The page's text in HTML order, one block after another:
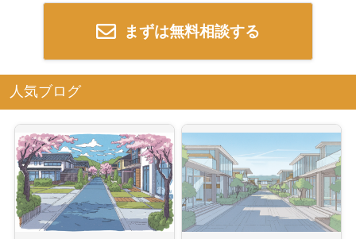
まずは無料相談する
人気ブログ